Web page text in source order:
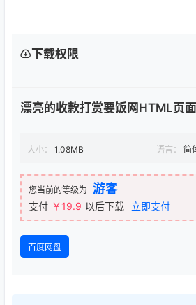
下载权限
漂亮的收款打赏要饭网HTML页
大小： 1.08MB 语言： 简
您当前的等级为 游客
支付 ￥19.9 以后下载 立即支付
百度网盘